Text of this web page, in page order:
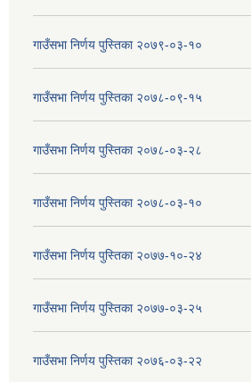
गाउँसभा निर्णय पुस्तिका २०७९-०३-१०
गाउँसभा निर्णय पुस्तिका २०७८-०९-१५
गाउँसभा निर्णय पुस्तिका २०७८-०३-२८
गाउँसभा निर्णय पुस्तिका २०७८-०३-१०
गाउँसभा निर्णय पुस्तिका २०७७-१०-२४
गाउँसभा निर्णय पुस्तिका २०७७-०३-२५
गाउँसभा निर्णय पुस्तिका २०७६-०३-२२